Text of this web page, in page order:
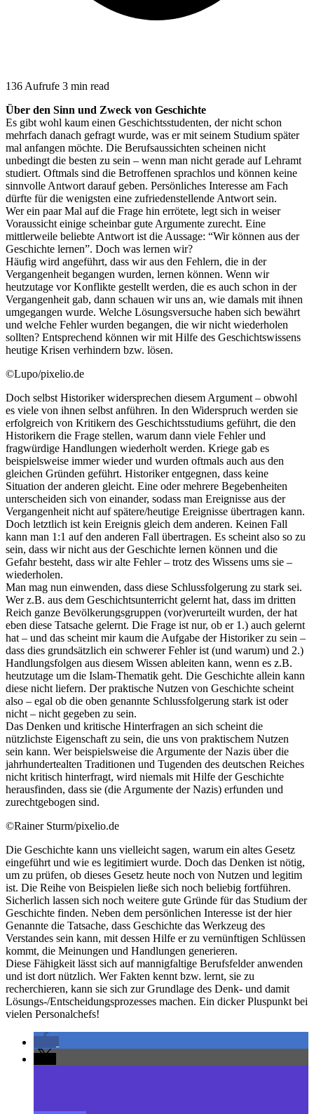
136 Aufrufe 3 min read
Über den Sinn und Zweck von Geschichte
Es gibt wohl kaum einen Geschichtsstudenten, der nicht schon
mehrfach danach gefragt wurde, was er mit seinem Studium später
mal anfangen möchte. Die Berufsaussichten scheinen nicht
unbedingt die besten zu sein – wenn man nicht gerade auf Lehramt
studiert. Oftmals sind die Betroffenen sprachlos und können keine
sinnvolle Antwort darauf geben. Persönliches Interesse am Fach
dürfte für die wenigsten eine zufriedenstellende Antwort sein.
Wer ein paar Mal auf die Frage hin errötete, legt sich in weiser
Voraussicht einige scheinbar gute Argumente zurecht. Eine
mittlerweile beliebte Antwort ist die Aussage: “Wir können aus der
Geschichte lernen”. Doch was lernen wir?
Häufig wird angeführt, dass wir aus den Fehlern, die in der
Vergangenheit begangen wurden, lernen können. Wenn wir
heutzutage vor Konflikte gestellt werden, die es auch schon in der
Vergangenheit gab, dann schauen wir uns an, wie damals mit ihnen
umgegangen wurde. Welche Lösungsversuche haben sich bewährt
und welche Fehler wurden begangen, die wir nicht wiederholen
sollten? Entsprechend können wir mit Hilfe des Geschichtswissens
heutige Krisen verhindern bzw. lösen.
©Lupo/pixelio.de
Doch selbst Historiker widersprechen diesem Argument – obwohl
es viele von ihnen selbst anführen. In den Widerspruch werden sie
erfolgreich von Kritikern des Geschichtsstudiums geführt, die den
Historikern die Frage stellen, warum dann viele Fehler und
fragwürdige Handlungen wiederholt werden. Kriege gab es
beispielsweise immer wieder und wurden oftmals auch aus den
gleichen Gründen geführt. Historiker entgegnen, dass keine
Situation der anderen gleicht. Eine oder mehrere Begebenheiten
unterscheiden sich von einander, sodass man Ereignisse aus der
Vergangenheit nicht auf spätere/heutige Ereignisse übertragen kann.
Doch letztlich ist kein Ereignis gleich dem anderen. Keinen Fall
kann man 1:1 auf den anderen Fall übertragen. Es scheint also so zu
sein, dass wir nicht aus der Geschichte lernen können und die
Gefahr besteht, dass wir alte Fehler – trotz des Wissens ums sie –
wiederholen.
Man mag nun einwenden, dass diese Schlussfolgerung zu stark sei.
Wer z.B. aus dem Geschichtsunterricht gelernt hat, dass im dritten
Reich ganze Bevölkerungsgruppen (vor)verurteilt wurden, der hat
eben diese Tatsache gelernt. Die Frage ist nur, ob er 1.) auch gelernt
hat – und das scheint mir kaum die Aufgabe der Historiker zu sein –
dass dies grundsätzlich ein schwerer Fehler ist (und warum) und 2.)
Handlungsfolgen aus diesem Wissen ableiten kann, wenn es z.B.
heutzutage um die Islam-Thematik geht. Die Geschichte allein kann
diese nicht liefern. Der praktische Nutzen von Geschichte scheint
also – egal ob die oben genannte Schlussfolgerung stark ist oder
nicht – nicht gegeben zu sein.
Das Denken und kritische Hinterfragen an sich scheint die
nützlichste Eigenschaft zu sein, die uns von praktischem Nutzen
sein kann. Wer beispielsweise die Argumente der Nazis über die
jahrhundertealten Traditionen und Tugenden des deutschen Reiches
nicht kritisch hinterfragt, wird niemals mit Hilfe der Geschichte
herausfinden, dass sie (die Argumente der Nazis) erfunden und
zurechtgebogen sind.
©Rainer Sturm/pixelio.de
Die Geschichte kann uns vielleicht sagen, warum ein altes Gesetz
eingeführt und wie es legitimiert wurde. Doch das Denken ist nötig,
um zu prüfen, ob dieses Gesetz heute noch von Nutzen und legitim
ist. Die Reihe von Beispielen ließe sich noch beliebig fortführen.
Sicherlich lassen sich noch weitere gute Gründe für das Studium der
Geschichte finden. Neben dem persönlichen Interesse ist der hier
Genannte die Tatsache, dass Geschichte das Werkzeug des
Verstandes sein kann, mit dessen Hilfe er zu vernünftigen Schlüssen
kommt, die Meinungen und Handlungen generieren.
Diese Fähigkeit lässt sich auf mannigfaltige Berufsfelder anwenden
und ist dort nützlich. Wer Fakten kennt bzw. lernt, sie zu
recherchieren, kann sie sich zur Grundlage des Denk- und damit
Lösungs-/Entscheidungsprozesses machen. Ein dicker Pluspunkt bei
vielen Personalchefs!